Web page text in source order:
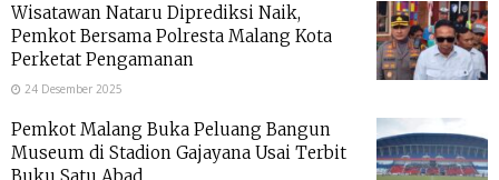
Wisatawan Nataru Diprediksi Naik,
Pemkot Bersama Polresta Malang Kota
Perketat Pengamanan
24 Desember 2025
Pemkot Malang Buka Peluang Bangun
Museum di Stadion Gajayana Usai Terbit